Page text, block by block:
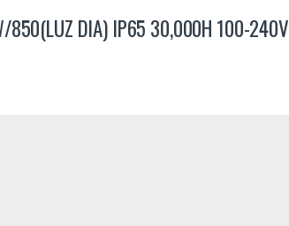
850(LUZ DIA) IP65 30,000H 100-240V